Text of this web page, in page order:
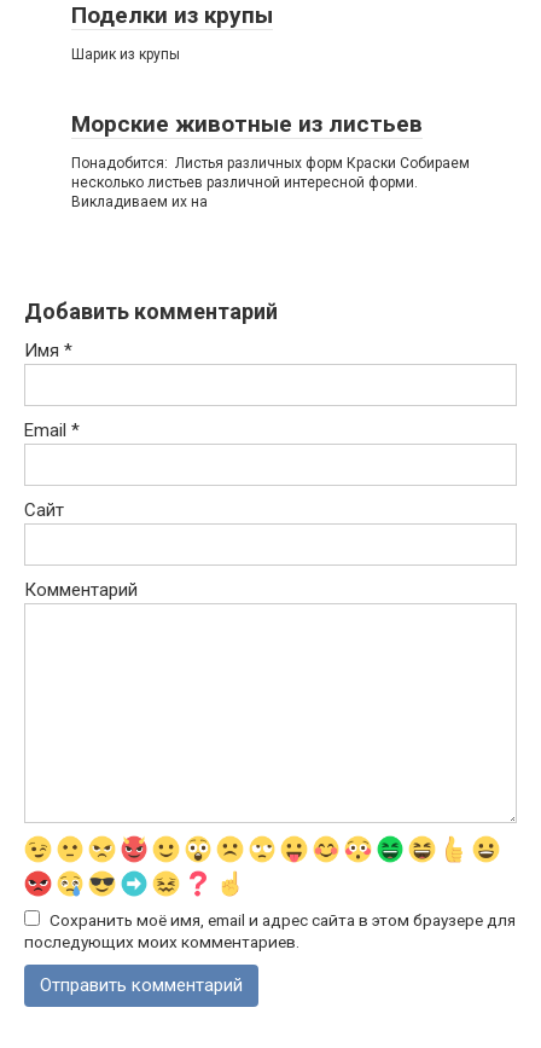
Поделки из крупы
Шарик из крупы
Морские животные из листьев
Понадобится: Листья различных форм Краски Собираем
несколько листьев различной интересной форми.
Викладиваем их на
Добавить комментарий
Имя *
Email *
Сайт
Комментарий
Сохранить моё имя, email и адрес сайта в этом браузере для
последующих моих комментариев.